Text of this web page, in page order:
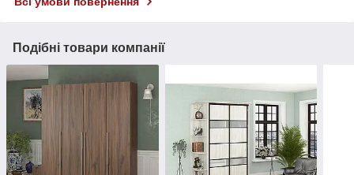
Подібні товари компанії